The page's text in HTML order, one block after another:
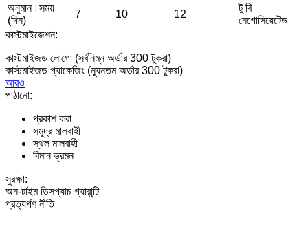
অনুমান।সময়
(দিন)
7 10 12
টু বি
নেগোসিয়েটেড
কাস্টমাইজেশন:
কাস্টমাইজড লোগো (সর্বনিম্ন অর্ডার 300 টুকরা)
কাস্টমাইজড প্যাকেজিং (ন্যূনতম অর্ডার 300 টুকরা)
আরও
পাঠানো:
প্রকাশ করা
সমুদ্র মালবাহী
স্থল মালবাহী
বিমান ভ্রমন
সুরক্ষা:
অন-টাইম ডিসপ্যাচ গ্যারান্টি
প্রত্যর্পণ নীতি